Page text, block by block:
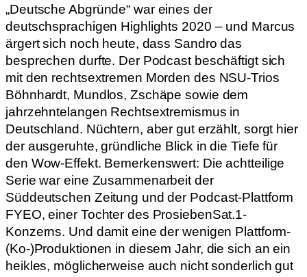
„Deutsche Abgründe“ war eines der
deutschsprachigen Highlights 2020 – und Marcus
ärgert sich noch heute, dass Sandro das
besprechen durfte. Der Podcast beschäftigt sich
mit den rechtsextremen Morden des NSU-Trios
Böhnhardt, Mundlos, Zschäpe sowie dem
jahrzehntelangen Rechtsextremismus in
Deutschland. Nüchtern, aber gut erzählt, sorgt hier
der ausgeruhte, gründliche Blick in die Tiefe für
den Wow-Effekt. Bemerkenswert: Die achtteilige
Serie war eine Zusammenarbeit der
Süddeutschen Zeitung und der Podcast-Plattform
FYEO, einer Tochter des ProsiebenSat.1-
Konzerns. Und damit eine der wenigen Plattform-
(Ko-)Produktionen in diesem Jahr, die sich an ein
heikles, möglicherweise auch nicht sonderlich gut